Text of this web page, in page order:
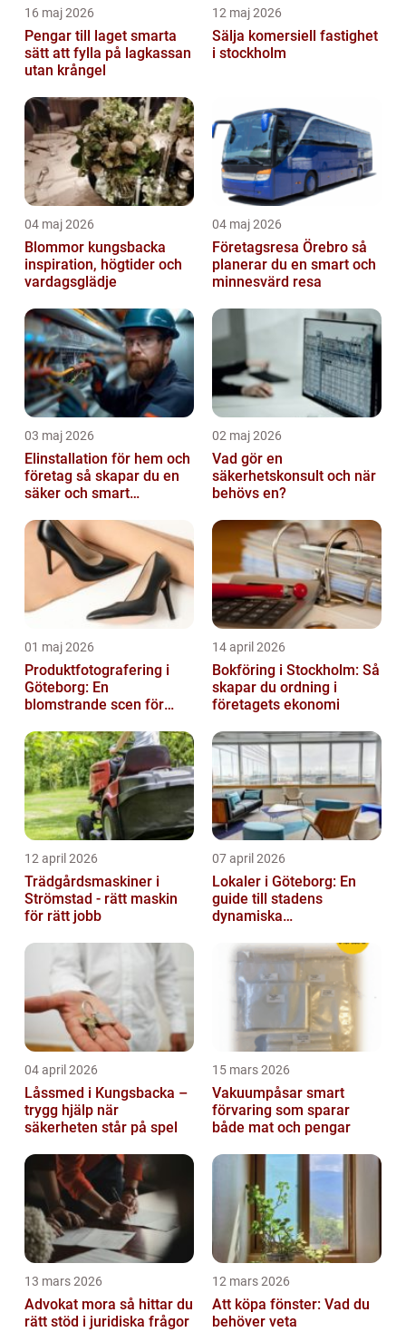
16 maj 2026
Pengar till laget smarta
sätt att fylla på lagkassan
utan krångel
12 maj 2026
Sälja komersiell fastighet
i stockholm
04 maj 2026
Blommor kungsbacka
inspiration, högtider och
vardagsglädje
04 maj 2026
Företagsresa Örebro så
planerar du en smart och
minnesvärd resa
03 maj 2026
Elinstallation för hem och
företag så skapar du en
säker och smart
02 maj 2026
Vad gör en
säkerhetskonsult och när
behövs en?
01 maj 2026
Produktfotografering i
Göteborg: En
blomstrande scen för
14 april 2026
Bokföring i Stockholm: Så
skapar du ordning i
företagets ekonomi
12 april 2026
Trädgårdsmaskiner i
Strömstad - rätt maskin
för rätt jobb
07 april 2026
Lokaler i Göteborg: En
guide till stadens
dynamiska
04 april 2026
Låssmed i Kungsbacka –
trygg hjälp när
säkerheten står på spel
15 mars 2026
Vakuumpåsar smart
förvaring som sparar
både mat och pengar
13 mars 2026
Advokat mora så hittar du
rätt stöd i juridiska frågor
12 mars 2026
Att köpa fönster: Vad du
behöver veta